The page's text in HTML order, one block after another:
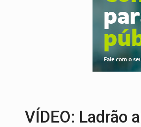
Exército
TEMAS
PREVISÃO:
VÍDEO: Ladrão